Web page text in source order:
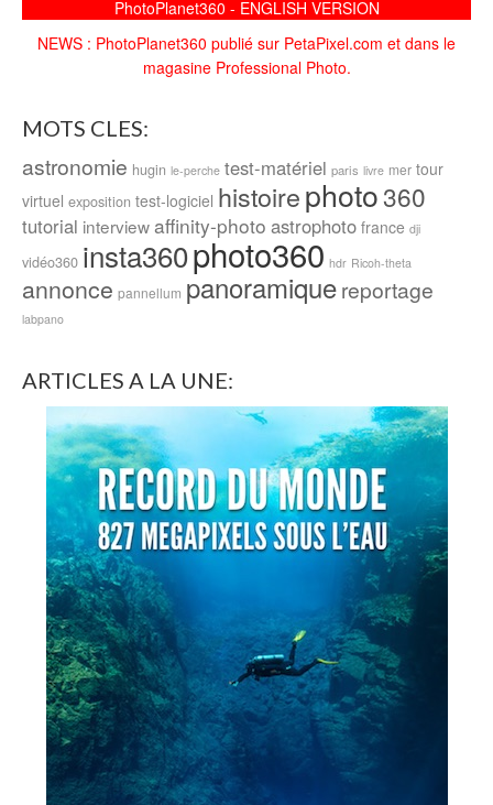
PhotoPlanet360 - ENGLISH VERSION
NEWS : PhotoPlanet360 publié sur PetaPixel.com et dans le
magasine Professional Photo.
MOTS CLES:
astronomie hugin le-perche test-matériel paris livre mer tour
virtuel exposition test-logiciel histoirephoto360
tutorial interviewaffinity-photo astrophoto france dji
vidéo360 insta360photo360 hdr Ricoh-theta
annonce pannellum panoramiquereportage
labpano
ARTICLES A LA UNE: